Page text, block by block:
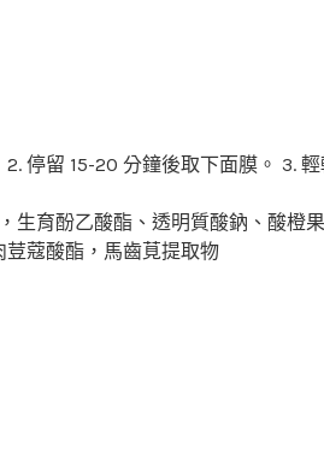
2. 停留 15-20 分鐘後取下面膜。 3.
生育酚乙酸酯、透明質酸鈉、酸橙
荳蔻酸酯，馬齒莧提取物